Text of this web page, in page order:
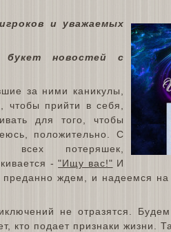
и уважаемых
новостей с
за ними каникулы,
чтобы прийти в себя,
для того, чтобы
положительно. С
всех потеряшек,
-"Ищу вас!" И
ждем, и надеемся на
не отразятся. Будем
кто подает признаки жизни.